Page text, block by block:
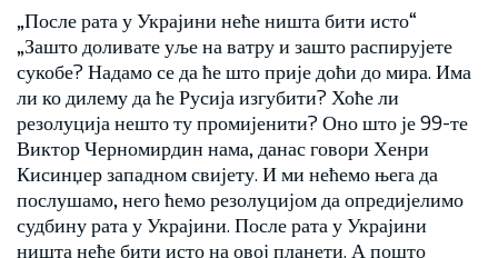
„После рата у Украјини неће ништа бити исто“
„Зашто доливате уље на ватру и зашто распирујете
сукобе? Надамо се да ће што прије доћи до мира. Има
ли ко дилему да ће Русија изгубити? Хоће ли
резолуција нешто ту промијенити? Оно што је 99-те
Виктор Черномирдин нама, данас говори Хенри
Кисинџер западном свијету. И ми нећемо њега да
послушамо, него ћемо резолуцијом да опредијелимо
судбину рата у Украјини. После рата у Украјини
ништа неће бити исто на овој планети. А пошто